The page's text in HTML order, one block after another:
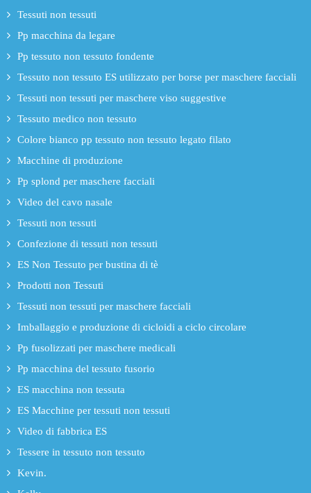
Tessuti non tessuti
Pp macchina da legare
Pp tessuto non tessuto fondente
Tessuto non tessuto ES utilizzato per borse per maschere facciali
Tessuti non tessuti per maschere viso suggestive
Tessuto medico non tessuto
Colore bianco pp tessuto non tessuto legato filato
Macchine di produzione
Pp splond per maschere facciali
Video del cavo nasale
Tessuti non tessuti
Confezione di tessuti non tessuti
ES Non Tessuto per bustina di tè
Prodotti non Tessuti
Tessuti non tessuti per maschere facciali
Imballaggio e produzione di cicloidi a ciclo circolare
Pp fusolizzati per maschere medicali
Pp macchina del tessuto fusorio
ES macchina non tessuta
ES Macchine per tessuti non tessuti
Video di fabbrica ES
Tessere in tessuto non tessuto
Kevin.